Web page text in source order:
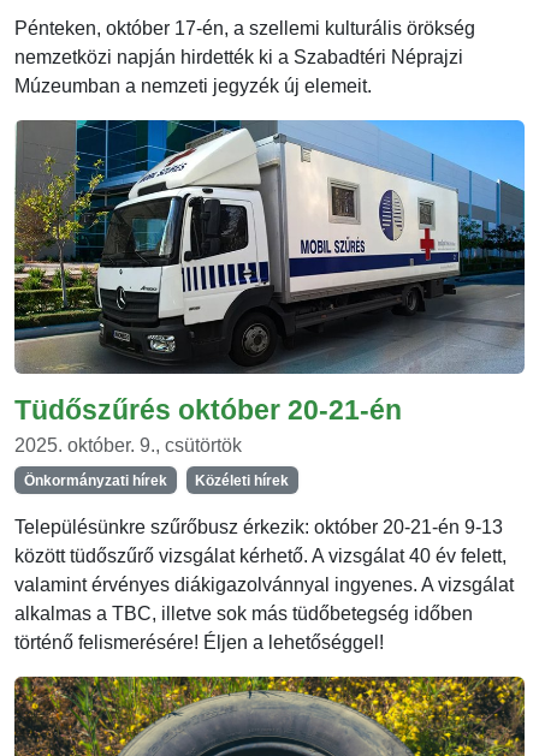
Pénteken, október 17-én, a szellemi kulturális örökség
nemzetközi napján hirdették ki a Szabadtéri Néprajzi
Múzeumban a nemzeti jegyzék új elemeit.
Tüdőszűrés október 20-21-én
2025. október. 9., csütörtök
Önkormányzati hírek Közéleti hírek
Településünkre szűrőbusz érkezik: október 20-21-én 9-13
között tüdőszűrő vizsgálat kérhető. A vizsgálat 40 év felett,
valamint érvényes diákigazolvánnyal ingyenes. A vizsgálat
alkalmas a TBC, illetve sok más tüdőbetegség időben
történő felismerésére! Éljen a lehetőséggel!